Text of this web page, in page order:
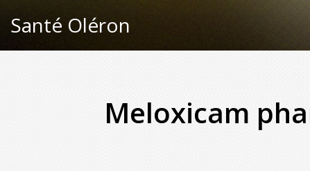
Santé Oléron
Meloxicam